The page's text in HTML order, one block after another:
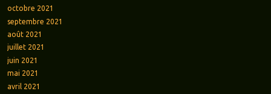
octobre 2021
septembre 2021
août 2021
juillet 2021
juin 2021
mai 2021
avril 2021